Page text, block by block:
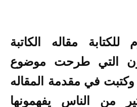
مقاله الكاتبة
التي طرحت موضوع
وكتبت في مقدمة المقاله
من الناس يفهمونها